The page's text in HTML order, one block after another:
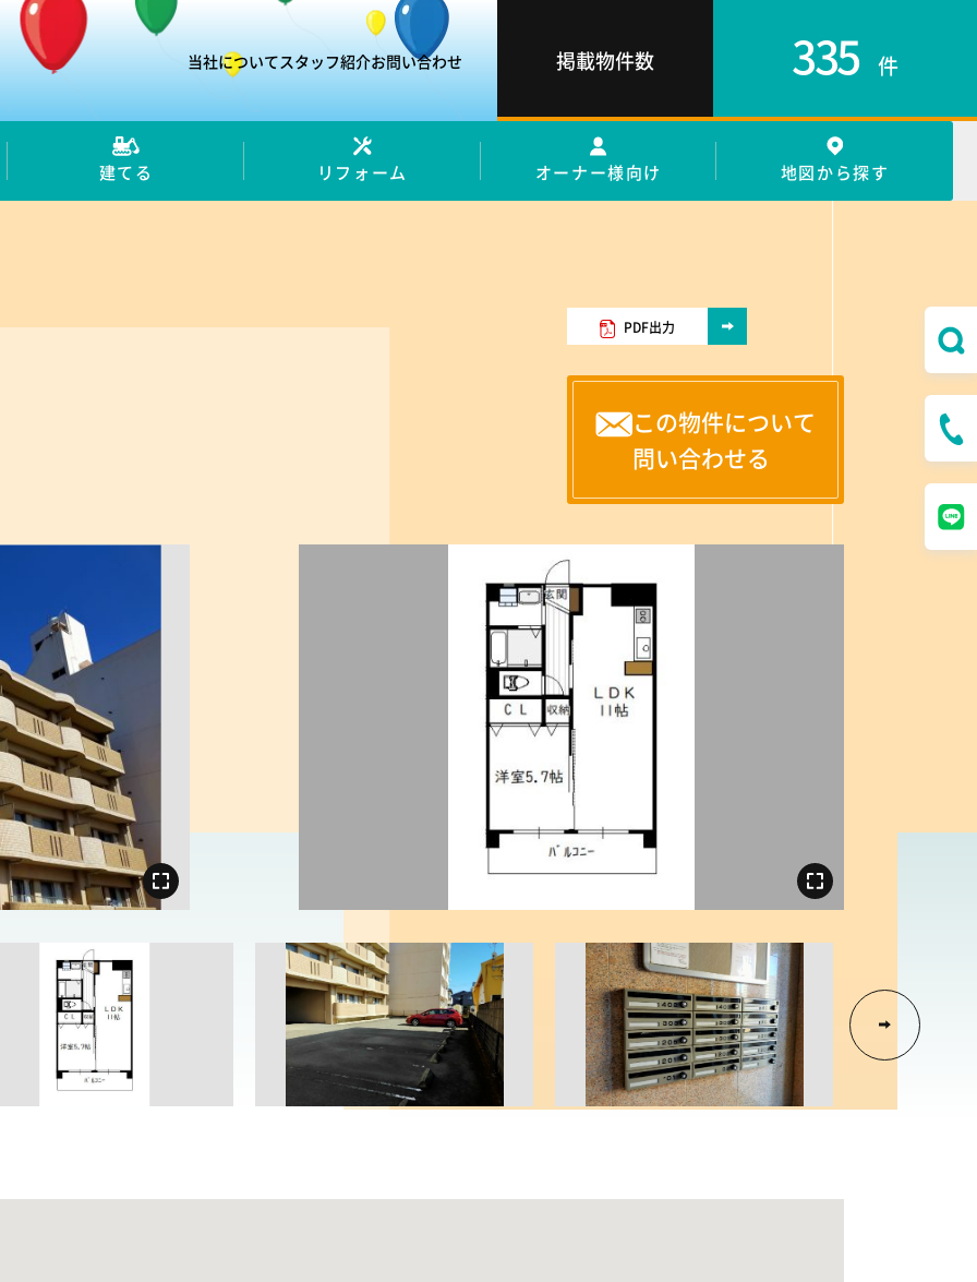
当社についてスタッフ紹介お問い合わせ 掲載物件数 335 件
建てる リフォーム オーナー様向け 地図から探す
PDF出力
この物件について
問い合わせる